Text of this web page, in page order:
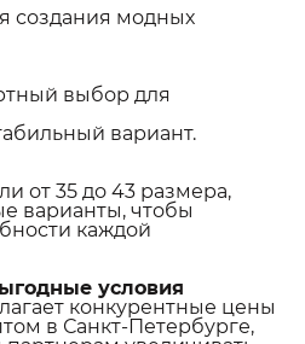
создания модных
выбор для
вариант.
от 35 до 43 размера,
варианты, чтобы
каждой
условия
конкурентные цены
в Санкт-Петербурге,